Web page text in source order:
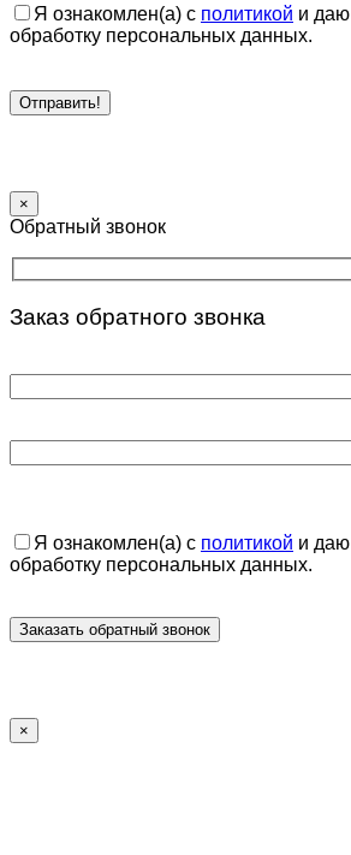
Я ознакомлен(а) с политикой и даю
обработку персональных данных.
×
Обратный звонок
Заказ обратного звонка
Я ознакомлен(а) с политикой и даю
обработку персональных данных.
×